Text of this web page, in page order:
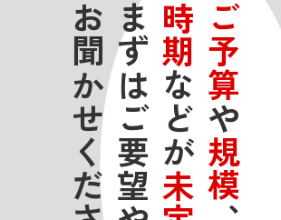
ご予算
や
規模
時期
などが
お聞かせください！